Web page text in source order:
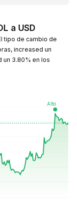
a USD
tipo de cambio de
increased un
un 3.80% en los